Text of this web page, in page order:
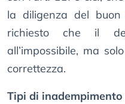
la diligenza del
richiesto che il
all’impossibile, ma
correttezza.
Tipi di inadempimento